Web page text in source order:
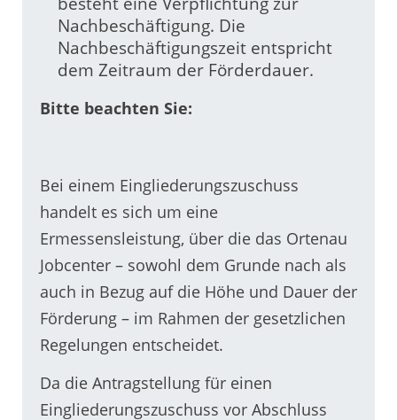
Nachbeschäftigung. Die
Nachbeschäftigungszeit entspricht
dem Zeitraum der Förderdauer.
Bitte beachten Sie:
Bei einem Eingliederungszuschuss
handelt es sich um eine
Ermessensleistung, über die das Ortenau
Jobcenter – sowohl dem Grunde nach als
auch in Bezug auf die Höhe und Dauer der
Förderung – im Rahmen der gesetzlichen
Regelungen entscheidet.
Da die Antragstellung für einen
Eingliederungszuschuss vor Abschluss